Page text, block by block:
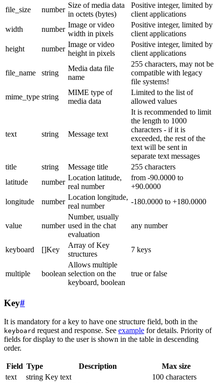
file_size
number
Size of media data
in octets (bytes)
Positive integer, limited by
client applications
width
number
Image or video
width in pixels
Positive integer, limited by
client applications
height
number
Image or video
height in pixels
Positive integer, limited by
client applications
file_name string
Media data file
name
255 characters, may not be
compatible with legacy
file systems!
mime_type string
MIME type of
media data
Limited to the list of
allowed values
text string Message text
It is recommended to limit
the length to 1000
characters - if it is
exceeded, the rest of the
text will be sent in
separate text messages
title
string Message title
255 characters
latitude
number
Location latitude,
real number
from -90.0000 to
+90.0000
longitude
number
Location longitude,
real number
-180.0000 to +180.0000
value number
Number, usually
used in the chat
evaluation
any number
keyboard []Key
Array of Key
structures
7 keys
multiple boolean
Allows multiple
selection on the
keyboard, boolean
true or false
Key#
It is mandatory for a key to have one structure field, both in the
keyboard request and response. See example for details. Priority of
fields for display to the user is shown in the table in descending
order.
Field Type Description
Max size
text
string Key text
100 characters